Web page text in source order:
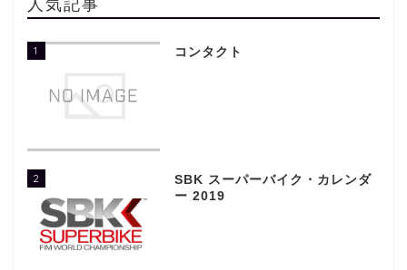
1 コンタクト
2
SBK スーパーバイク・カレンダ
ー 2019